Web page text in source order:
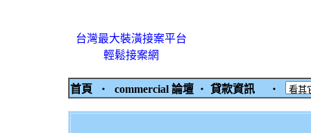
台灣最大裝潢接案平台
輕鬆接案網
首頁 ‧ commercial 論壇 ‧ 貸款資訊 ‧